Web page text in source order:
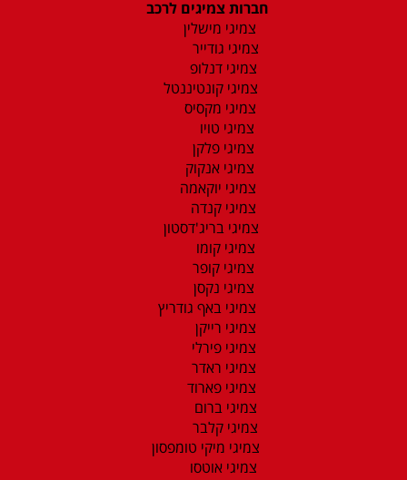
חברות צמיגים לרכב
צמיגי מישלין
צמיגי גודייר
צמיגי דנלופ
צמיגי קונטיננטל
צמיגי מקסיס
צמיגי טויו
צמיגי פלקן
צמיגי אנקוק
צמיגי יוקאמה
צמיגי קנדה
צמיגי בריג'דסטון
צמיגי קומו
צמיגי קופר
צמיגי נקסן
צמיגי באף גודריץ
צמיגי רייקן
צמיגי פירלי
צמיגי ראדר
צמיגי פארוד
צמיגי ברום
צמיגי קלבר
צמיגי מיקי טומפסון
צמיגי אוטסו